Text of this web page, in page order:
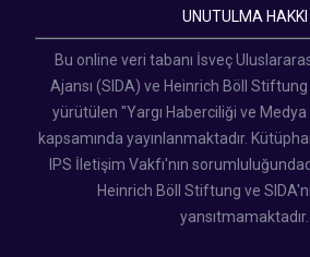
UNUTULMA HAKKI
Bu online veri tabanı İsveç
Ajansı (SIDA) ve Heinrich Böll
yürütülen "Yargı Haberciliği ve
kapsamında yayınlanmaktadır.
IPS İletişim Vakfı'nın
Heinrich Böll Stiftung ve
yansıtmamaktadır.